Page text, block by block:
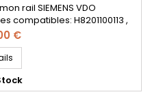
rail SIEMENS VDO
compatibles: H8201100113 ,
, H8200704180 ,
, A2C59507596 , -
1.5dCi et Mercedes CDI
€